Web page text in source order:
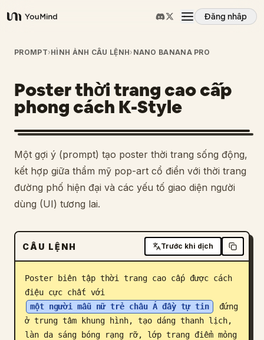
YouMind
Đăng nhập
Tổng quan
Các trường hợp sử dụng
Kỹ năng
Lời nhắc
Giá cả
Tải xuống
Blog
Cập nhật
PROMPT›HÌNH ẢNH CÂU LỆNH› NANO BANANA PRO
Poster thời trang cao cấp
phong cách K-Style
Một gợi ý (prompt) tạo poster thời trang sống động,
kết hợp giữa thẩm mỹ pop-art cổ điển với thời trang
đường phố hiện đại và các yếu tố giao diện người
dùng (UI) tương lai.
CÂU LỆNH Trước khi dịch
Poster biên tập thời trang cao cấp được cách
điệu cực chất với
một người mẫu nữ trẻ châu Á đầy tự tin
đứng
ở trung tâm khung hình, tạo dáng thanh lịch,
làn da sáng bóng rạng rỡ, lớp trang điểm mỏng